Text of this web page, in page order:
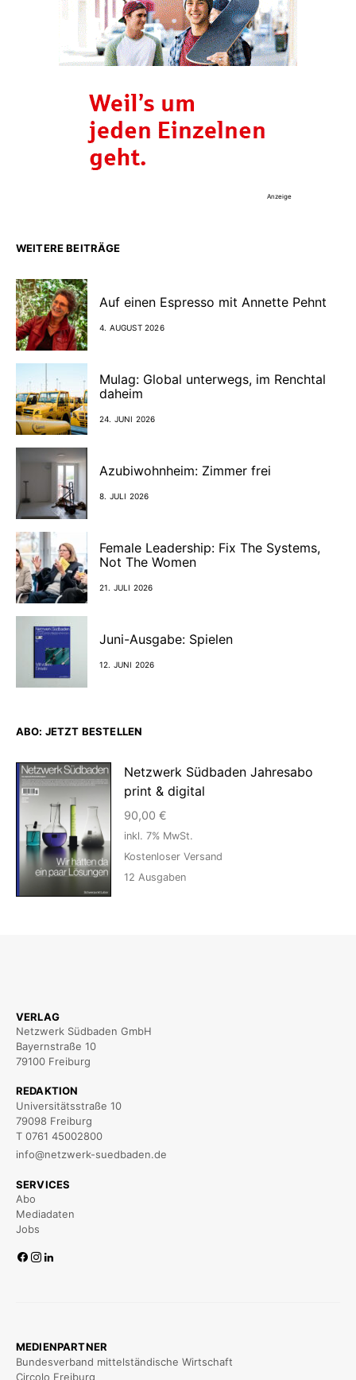
Anzeige
WEITERE BEITRÄGE
Auf einen Espresso mit Annette Pehnt
4. AUGUST 2026
Mulag: Global unterwegs, im Renchtal
daheim
24. JUNI 2026
Azubiwohnheim: Zimmer frei
8. JULI 2026
Female Leadership: Fix The Systems,
Not The Women
21. JULI 2026
Juni-Ausgabe: Spielen
12. JUNI 2026
ABO: JETZT BESTELLEN
Netzwerk Südbaden Jahresabo
print & digital
90,00 €
inkl. 7% MwSt.
Kostenloser Versand
12 Ausgaben
VERLAG
Netzwerk Südbaden GmbH
Bayernstraße 10
79100 Freiburg
REDAKTION
Universitätsstraße 10
79098 Freiburg
T 0761 45002800
info@netzwerk-suedbaden.de
SERVICES
Abo
Mediadaten
Jobs
MEDIENPARTNER
Bundesverband mittelständische Wirtschaft
Circolo Freiburg